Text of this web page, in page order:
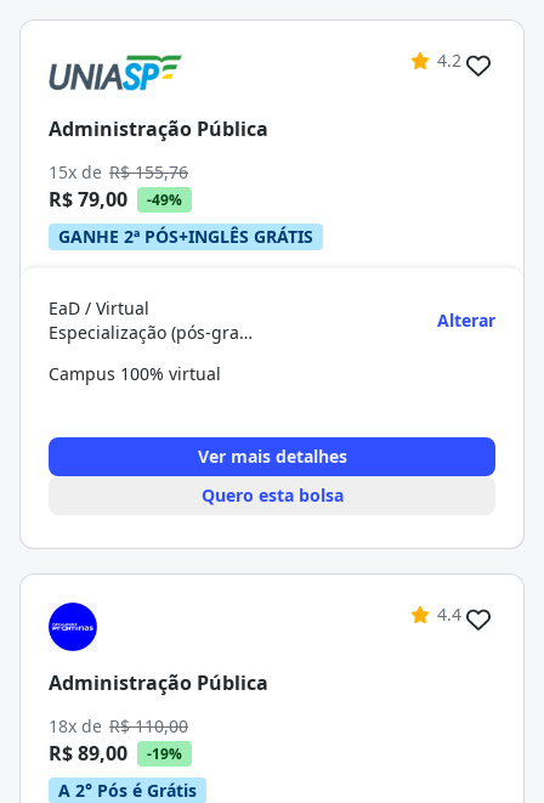
4.2
Administração Pública
15x de R$ 155,76
R$ 79,00 -49%
GANHE 2ª PÓS+INGLÊS GRÁTIS
EaD / Virtual
Especialização (pós-graduação)
Alterar
Campus 100% virtual
Ver mais detalhes
Quero esta bolsa
4.4
Administração Pública
18x de R$ 110,00
R$ 89,00 -19%
A 2° Pós é Grátis